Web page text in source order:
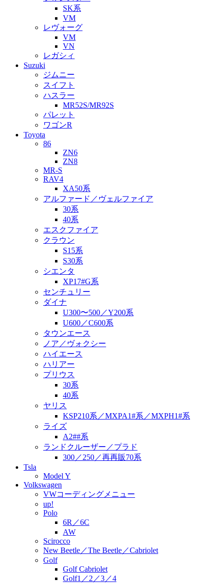
SK系
VM
レヴォーグ
VM
VN
レガシィ
Suzuki
ジムニー
スイフト
ハスラー
MR52S/MR92S
パレット
ワゴンR
Toyota
86
ZN6
ZN8
MR-S
RAV4
XA50系
アルファード／ヴェルファイア
30系
40系
エスクファイア
クラウン
S15系
S30系
シエンタ
XP17#G系
センチュリー
ダイナ
U300〜500／Y200系
U600／C600系
タウンエース
ノア／ヴォクシー
ハイエース
ハリアー
プリウス
30系
40系
ヤリス
KSP210系／MXPA1#系／MXPH1#系
ライズ
A2##系
ランドクルーザー／プラド
300／250／再再販70系
Tsla
Model Y
Volkswagen
VWコーディングメニュー
up!
Polo
6R／6C
AW
Scirocco
New Beetle／The Beetle／Cabriolet
Golf
Golf Cabriolet
Golf1／2／3／4